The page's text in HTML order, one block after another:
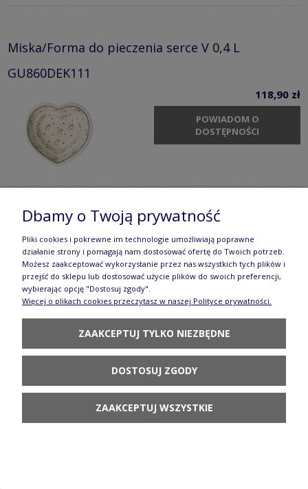
Miska/Forma do pieczenia serce V 0,4 L
GU860DEK111
118,90 zł
POWIADOM O
DOSTĘPNOŚCI
Miska/Forma do pieczenia serce V 0,4 L
GU860DEK41
118,90 zł
POWIADOM O
Miska/Forma do pieczenia serce V 0,4 L
Dbamy o Twoją prywatność
Pliki cookies i pokrewne im technologie umożliwiają poprawne
działanie strony i pomagają nam dostosować ofertę do Twoich potrzeb.
Możesz zaakceptować wykorzystanie przez nas wszystkich tych plików i
przejść do sklepu lub dostosować użycie plików do swoich preferencji,
wybierając opcję "Dostosuj zgody".
Więcej o plikach cookies przeczytasz w naszej Polityce prywatności.
ZAAKCEPTUJ TYLKO NIEZBĘDNE
DOSTOSUJ ZGODY
ZAAKCEPTUJ WSZYSTKIE